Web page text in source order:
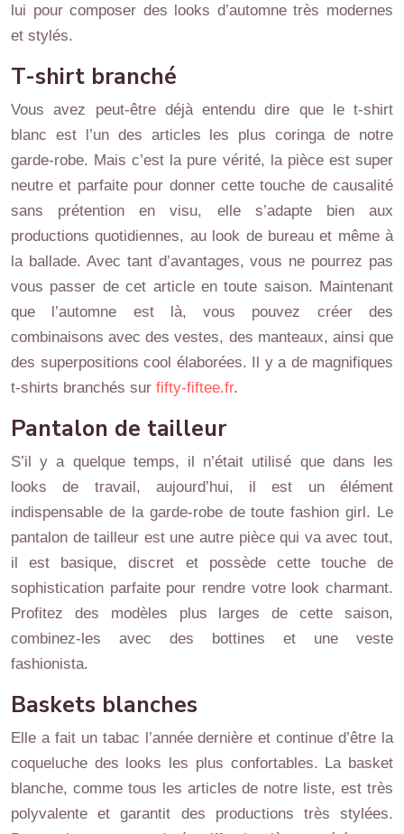
lui pour composer des looks d’automne très modernes
et stylés.
T-shirt branché
Vous avez peut-être déjà entendu dire que le t-shirt
blanc est l’un des articles les plus coringa de notre
garde-robe. Mais c’est la pure vérité, la pièce est super
neutre et parfaite pour donner cette touche de causalité
sans prétention en visu, elle s’adapte bien aux
productions quotidiennes, au look de bureau et même à
la ballade. Avec tant d’avantages, vous ne pourrez pas
vous passer de cet article en toute saison. Maintenant
que l’automne est là, vous pouvez créer des
combinaisons avec des vestes, des manteaux, ainsi que
des superpositions cool élaborées. Il y a de magnifiques
t-shirts branchés sur fifty-fiftee.fr.
Pantalon de tailleur
S’il y a quelque temps, il n’était utilisé que dans les
looks de travail, aujourd’hui, il est un élément
indispensable de la garde-robe de toute fashion girl. Le
pantalon de tailleur est une autre pièce qui va avec tout,
il est basique, discret et possède cette touche de
sophistication parfaite pour rendre votre look charmant.
Profitez des modèles plus larges de cette saison,
combinez-les avec des bottines et une veste
fashionista.
Baskets blanches
Elle a fait un tabac l’année dernière et continue d’être la
coqueluche des looks les plus confortables. La basket
blanche, comme tous les articles de notre liste, est très
polyvalente et garantit des productions très stylées.